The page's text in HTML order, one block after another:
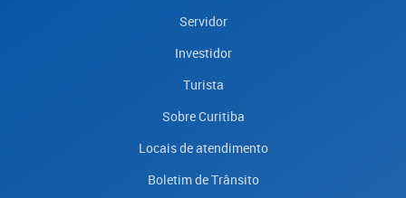
Servidor
Investidor
Turista
Sobre Curitiba
Locais de atendimento
Boletim de Trânsito